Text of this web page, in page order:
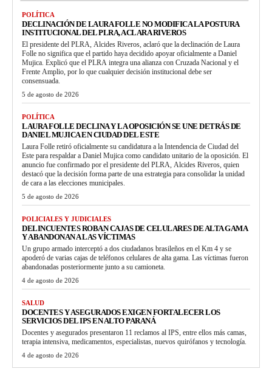
POLÍTICA
DECLINACIÓN DE LAURA FOLLE NO MODIFICA LA POSTURA
INSTITUCIONAL DEL PLRA, ACLARA RIVEROS
El presidente del PLRA, Alcides Riveros, aclaró que la declinación de Laura
Folle no significa que el partido haya decidido apoyar oficialmente a Daniel
Mujica. Explicó que el PLRA integra una alianza con Cruzada Nacional y el
Frente Amplio, por lo que cualquier decisión institucional debe ser
consensuada.
5 de agosto de 2026
POLÍTICA
LAURA FOLLE DECLINA Y LA OPOSICIÓN SE UNE DETRÁS DE
DANIEL MUJICA EN CIUDAD DEL ESTE
Laura Folle retiró oficialmente su candidatura a la Intendencia de Ciudad del
Este para respaldar a Daniel Mujica como candidato unitario de la oposición. El
anuncio fue confirmado por el presidente del PLRA, Alcides Riveros, quien
destacó que la decisión forma parte de una estrategia para consolidar la unidad
de cara a las elecciones municipales.
5 de agosto de 2026
POLICIALES Y JUDICIALES
DELINCUENTES ROBAN CAJAS DE CELULARES DE ALTA GAMA
Y ABANDONAN A LAS VÍCTIMAS
Un grupo armado interceptó a dos ciudadanos brasileños en el Km 4 y se
apoderó de varias cajas de teléfonos celulares de alta gama. Las víctimas fueron
abandonadas posteriormente junto a su camioneta.
4 de agosto de 2026
SALUD
DOCENTES Y ASEGURADOS EXIGEN FORTALECER LOS
SERVICIOS DEL IPS EN ALTO PARANÁ
Docentes y asegurados presentaron 11 reclamos al IPS, entre ellos más camas,
terapia intensiva, medicamentos, especialistas, nuevos quirófanos y tecnología.
4 de agosto de 2026